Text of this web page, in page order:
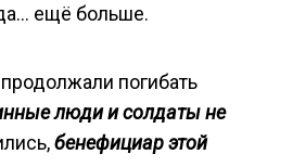
ещё больше.
погибать
люди и солдаты не
бенефициар этой